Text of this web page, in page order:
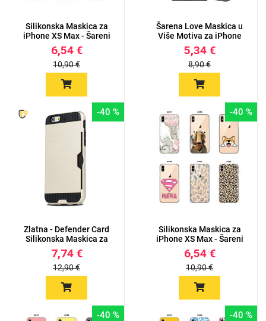
Silikonska Maskica za
iPhone XS Max - Šareni
m...
6,54 €
10,90 €
Šarena Love Maskica u
Više Motiva za iPhone
XS...
5,34 €
8,90 €
-40 %
Zlatna - Defender Card
Silikonska Maskica za
i...
7,74 €
12,90 €
-40 %
Silikonska Maskica za
iPhone XS Max - Šareni
m...
6,54 €
10,90 €
-40 % -40 %